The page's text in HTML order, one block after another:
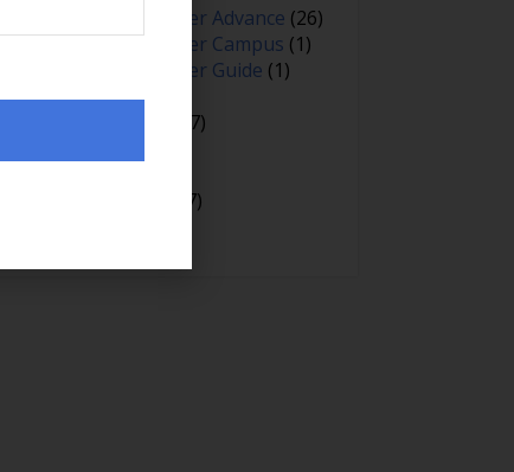
Proiectul Empower Advance (26)
Proiectul Empower Campus (1)
Proiectul Empower Guide (1)
Psihologie(98)
(7)
(127)